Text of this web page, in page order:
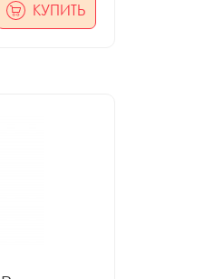
КУПИТЬ